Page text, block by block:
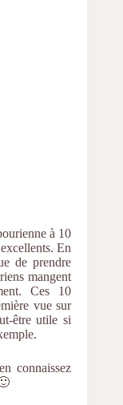
à 10
En
de prendre
mangent
Ces 10
vue sur
être utile si
connaissez